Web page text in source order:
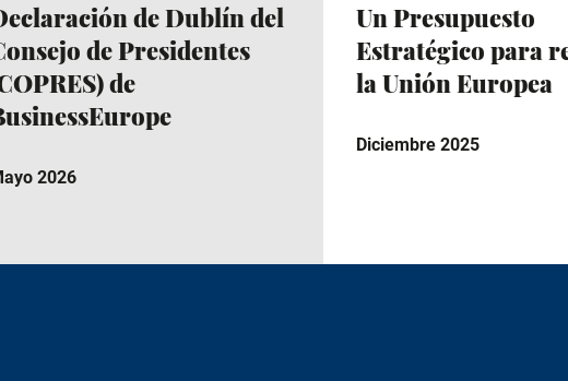
de Dublín del
de Presidentes
de
2026
Un Presupuesto
Estratégico para
la Unión Europea
Diciembre 2025